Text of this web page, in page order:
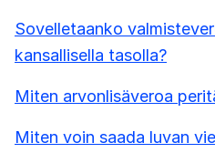
Sovelletaanko
kansallisella tasolla?
Miten arvonlisäveroa
Miten voin saada luvan